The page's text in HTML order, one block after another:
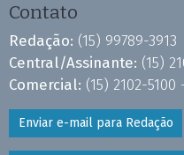
Contato
Redação: (15) 99789-3913
Central/Assinante: (15)
Comercial: (15) 2102-
Enviar e-mail para Redação